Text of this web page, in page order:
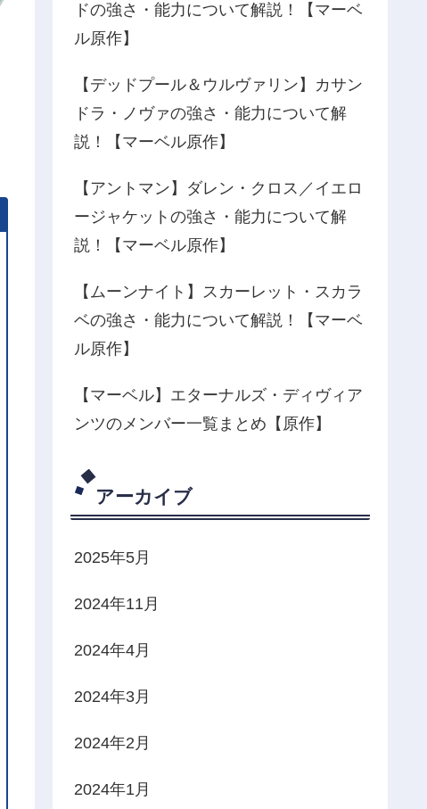
ドの強さ・能力について解説！【マーベ
ル原作】
【デッドプール＆ウルヴァリン】カサン
ドラ・ノヴァの強さ・能力について解
説！【マーベル原作】
【アントマン】ダレン・クロス／イエロ
ージャケットの強さ・能力について解
説！【マーベル原作】
【ムーンナイト】スカーレット・スカラ
ベの強さ・能力について解説！【マーベ
ル原作】
【マーベル】エターナルズ・ディヴィア
ンツのメンバー一覧まとめ【原作】
アーカイブ
2025年5月
2024年11月
2024年4月
2024年3月
2024年2月
2024年1月